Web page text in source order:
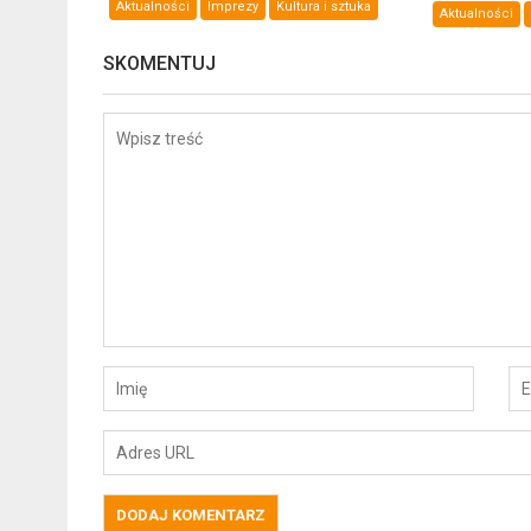
Aktualności Imprezy Kultura i sztuka Aktualności
SKOMENTUJ